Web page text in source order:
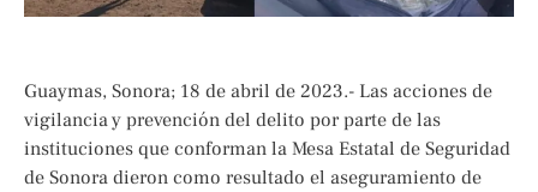
Guaymas, Sonora; 18 de abril de 2023.- Las acciones de
vigilancia y prevención del delito por parte de las
instituciones que conforman la Mesa Estatal de Seguridad
de Sonora dieron como resultado el aseguramiento de